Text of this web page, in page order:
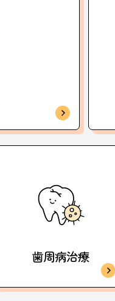
歯周病治療